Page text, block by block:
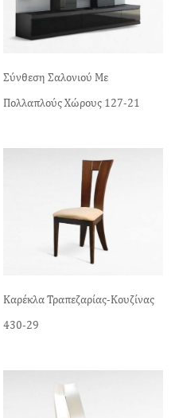
Σύνθεση Σαλονιού Με
Πολλαπλούς Χώρους 127-21
Καρέκλα Τραπεζαρίας-Κουζίνας
430-29